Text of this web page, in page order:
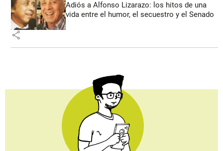
Adiós a Alfonso Lizarazo: los hitos de una
vida entre el humor, el secuestro y el Senado
share